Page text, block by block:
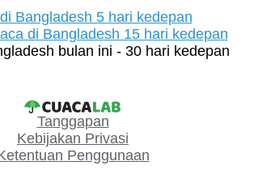
Bangladesh 5 hari kedepan
di Bangladesh 15 hari kedepan
bulan ini - 30 hari kedepan
Tanggapan
Kebijakan Privasi
Penggunaan